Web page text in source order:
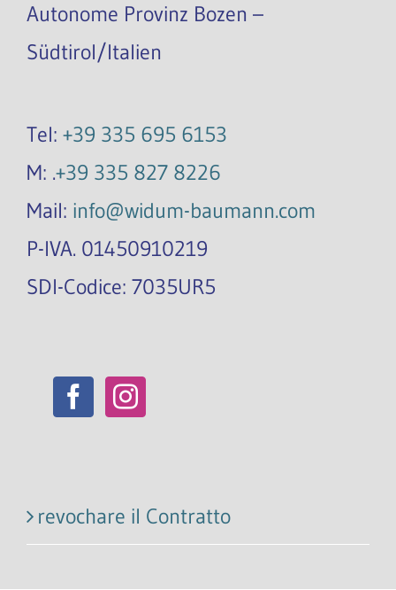
Autonome Provinz Bozen –
Südtirol/Italien
Tel: +39 335 695 6153
M: .+39 335 827 8226
Mail: info@widum-baumann.com
P-IVA. 01450910219
SDI-Codice: 7035UR5
revochare il Contratto